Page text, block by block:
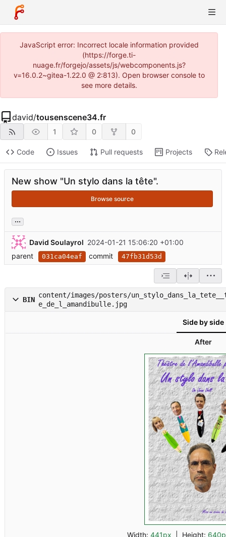
JavaScript error: Incorrect locale information provided
(https://forge.ti-
nuage.fr/forgejo/assets/js/webcomponents.js?
v=16.0.2~gitea-1.22.0 @ 2:813). Open browser console to
see more details.
david/tousenscene34.fr
1 0 0
Code Issues Pull requests Projects
New show "Un stylo dans la tête".
Browse source
...
David Soulayrol 2024-01-21 15:06:20 +01:00
parent
031ca04eaf commit 47fb31d53d
BIN
content/images/posters/
e_de_l_amandibulle.jpg
Side by side
After
Width: 441px | Height: